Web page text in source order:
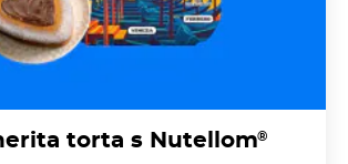
torta s Nutellom®